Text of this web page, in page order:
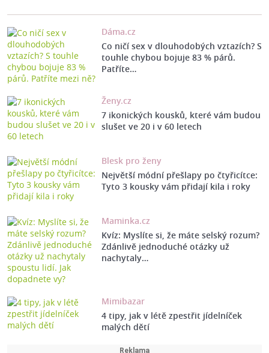
Dáma.cz
Co ničí sex v dlouhodobých vztazích? S
touhle chybou bojuje 83 % párů.
Patříte…
Ženy.cz
7 ikonických kousků, které vám budou
slušet ve 20 i v 60 letech
Blesk pro ženy
Největší módní přešlapy po čtyřicítce:
Tyto 3 kousky vám přidají kila i roky
Maminka.cz
Kvíz: Myslíte si, že máte selský rozum?
Zdánlivě jednoduché otázky už
nachytaly…
Mimibazar
4 tipy, jak v létě zpestřit jídelníček
malých dětí